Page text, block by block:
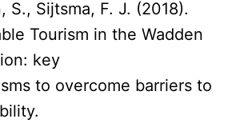
S., Sijtsma, F. J. (2018).
Tourism in the Wadden
key
to overcome barriers to